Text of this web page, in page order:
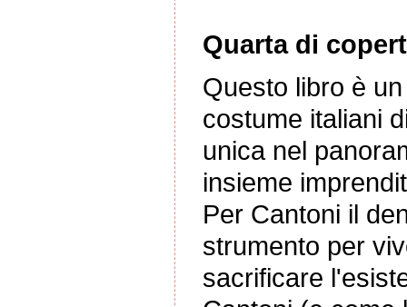
Quarta di
Questo libro è
costume italiani
unica nel
insieme
Per Cantoni il
strumento per
sacrificare